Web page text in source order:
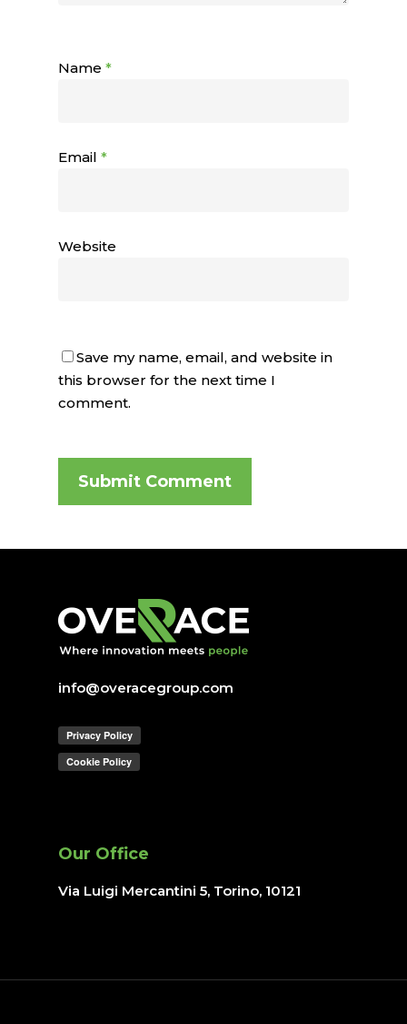
Name *
Email *
Website
Save my name, email, and website in
this browser for the next time I
comment.
info@overacegroup.com
Our Office
Via Luigi Mercantini 5, Torino, 10121